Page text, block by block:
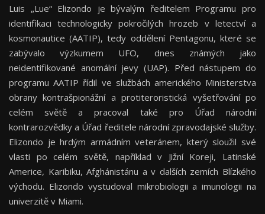
Luis „Lue“ Elizondo je bývalým ředitelem Programu pro
identifikaci technologicky pokročilých hrozeb v letectví a
kosmonautice (AATIP), tedy oddělení Pentagonu, které se
zabývalo výzkumem UFO, dnes známých jako
neidentifikované anomální jevy (UAP). Před nástupem do
programu AATIP řídil ve službách amerického Ministerstva
obrany kontrašpionážní a protiteroristická vyšetřování po
celém světě a pracoval také pro Úřad národní
kontrarozvědky a Úřad ředitele národní zpravodajské služby.
Elizondo je hrdým armádním veteránem, který sloužil své
vlasti po celém světě, například v Jižní Koreji, Latinské
Americe, Karibiku, Afghánistánu a v dalších zemích Blízkého
východu. Elizondo vystudoval mikrobiologii a imunologii na
univerzitě v Miami.